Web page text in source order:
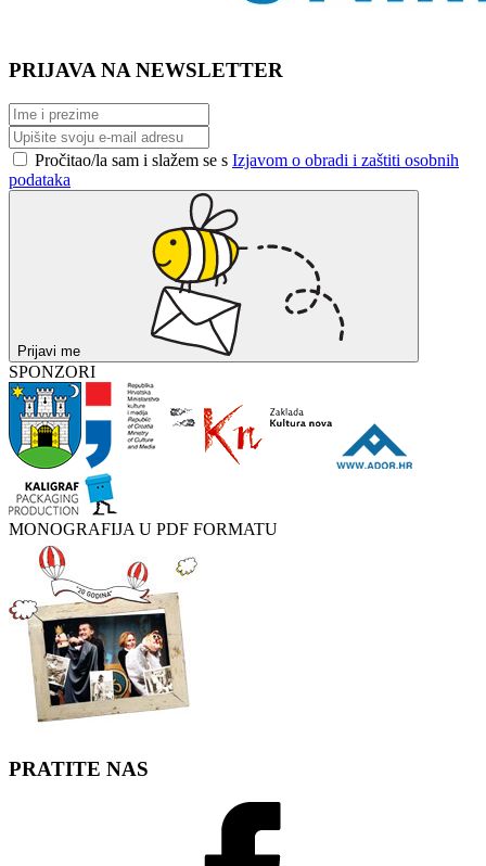
PRIJAVA NA NEWSLETTER
Pročitao/la sam i slažem se s Izjavom o obradi i zaštiti osobnih
podataka
Prijavi me
SPONZORI
MONOGRAFIJA U PDF FORMATU
PRATITE NAS